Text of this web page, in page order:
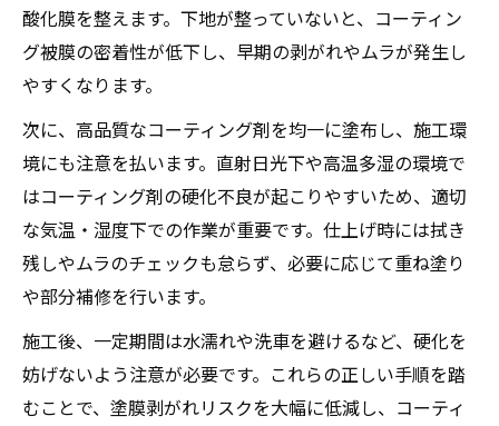
酸化膜を整えます。下地が整っていないと、コーティン
グ被膜の密着性が低下し、早期の剥がれやムラが発生し
やすくなります。
次に、高品質なコーティング剤を均一に塗布し、施工環
境にも注意を払います。直射日光下や高温多湿の環境で
はコーティング剤の硬化不良が起こりやすいため、適切
な気温・湿度下での作業が重要です。仕上げ時には拭き
残しやムラのチェックも怠らず、必要に応じて重ね塗り
や部分補修を行います。
施工後、一定期間は水濡れや洗車を避けるなど、硬化を
妨げないよう注意が必要です。これらの正しい手順を踏
むことで、塗膜剥がれリスクを大幅に低減し、コーティ